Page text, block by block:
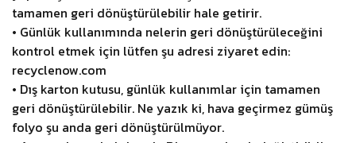
tamamen geri dönüştürülebilir hale getirir.
• Günlük kullanımında nelerin geri dönüştürüleceğini
kontrol etmek için lütfen şu adresi ziyaret edin:
recyclenow.com
• Dış karton kutusu, günlük kullanımlar için tamamen
geri dönüştürülebilir. Ne yazık ki, hava geçirmez gümüş
folyo şu anda geri dönüştürülmüyor.